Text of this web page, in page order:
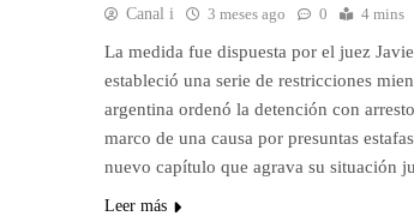
Canal i 3 meses ago 0 4 mins
La medida fue dispuesta por el juez
estableció una serie de restricciones
argentina ordenó la detención con
marco de una causa por presuntas
nuevo capítulo que agrava su situación
Leer más